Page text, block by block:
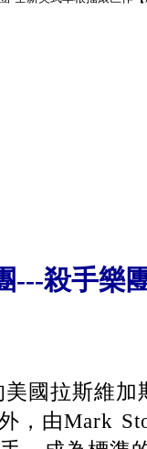
---殺手樂
國拉斯維加
，由Mark